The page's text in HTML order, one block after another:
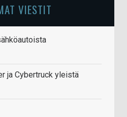
VIESTIT
ja Cybertruck yleistä